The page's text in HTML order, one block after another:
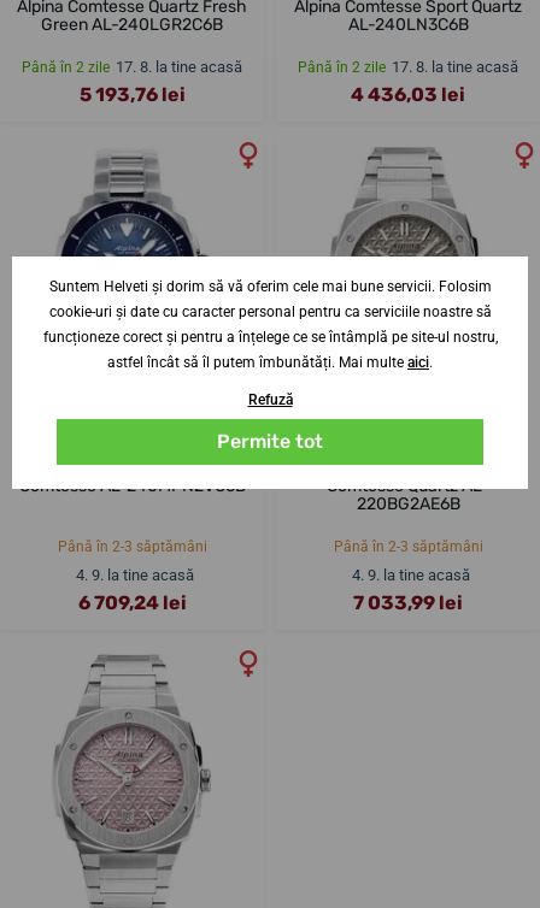
Alpina Comtesse Quartz Fresh
Green AL-240LGR2C6B
Până în 2 zile 17. 8. la tine acasă
5 193,76 lei
Alpina Comtesse Sport Quartz
AL-240LN3C6B
Până în 2 zile 17. 8. la tine acasă
4 436,03 lei
Alpina Seastrong Diver 300
Comtesse AL-240MPN2VC6B
Până în 2-3 săptămâni
4. 9. la tine acasă
6 709,24 lei
Alpina Alpiner Extreme
Comtesse Quartz AL-
220BG2AE6B
Până în 2-3 săptămâni
4. 9. la tine acasă
7 033,99 lei
Suntem Helveti și dorim să vă oferim cele mai bune servicii. Folosim
cookie-uri și date cu caracter personal pentru ca serviciile noastre să
funcționeze corect și pentru a înțelege ce se întâmplă pe site-ul nostru,
astfel încât să îl putem îmbunătăți. Mai multe aici.
Refuză
Permite tot